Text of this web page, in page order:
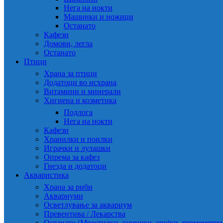
Нега на нокти
Машинки и ножици
Останато
Кафези
Домови, легла
Останато
Птици
Храна за птици
Додатоци во исхрана
Витамини и минерали
Хигиена и козметика
Подлога
Нега на нокти
Кафези
Хранилки и поилки
Играчки и лулашки
Опрема за кафез
Гнезда и додатоци
Акваристика
Храна за риби
Аквариуми
Осветлување за аквариум
Превентива / Лекарства